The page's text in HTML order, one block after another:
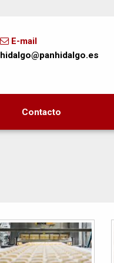
E-mail
hidalgo@panhidalgo.es
Contacto